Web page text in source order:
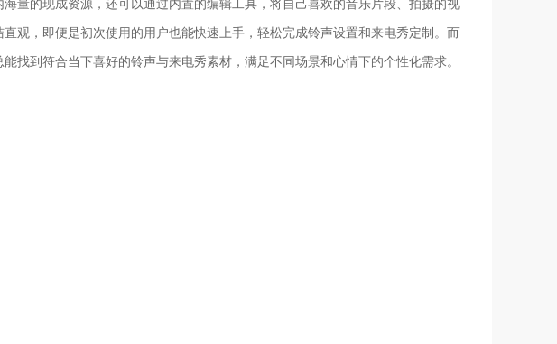
量的现成资源，还可以通过内置的编辑工具，将自己喜欢的音乐片段、拍摄的视
观，即便是初次使用的用户也能快速上手，轻松完成铃声设置和来电秀定制。而
找到符合当下喜好的铃声与来电秀素材，满足不同场景和心情下的个性化需求。